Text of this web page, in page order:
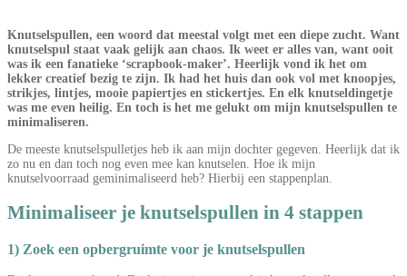
Knutselspullen, een woord dat meestal volgt met een diepe zucht. Want
knutselspul staat vaak gelijk aan chaos. Ik weet er alles van, want ooit
was ik een fanatieke ‘scrapbook-maker’. Heerlijk vond ik het om
lekker creatief bezig te zijn. Ik had het huis dan ook vol met knoopjes,
strikjes, lintjes, mooie papiertjes en stickertjes. En elk knutseldingetje
was me even heilig. En toch is het me gelukt om mijn knutselspullen te
minimaliseren.
De meeste knutselspulletjes heb ik aan mijn dochter gegeven. Heerlijk dat ik
zo nu en dan toch nog even mee kan knutselen. Hoe ik mijn
knutselvoorraad geminimaliseerd heb? Hierbij een stappenplan.
Minimaliseer je knutselspullen in 4 stappen
1) Zoek een opbergruimte voor je knutselspullen